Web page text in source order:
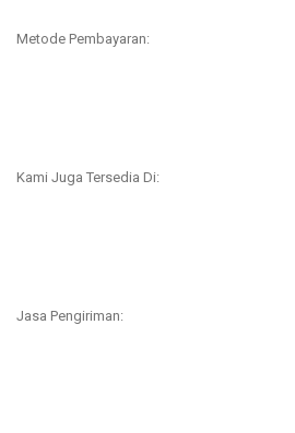
Metode Pembayaran:
Kami Juga Tersedia Di:
Jasa Pengiriman: